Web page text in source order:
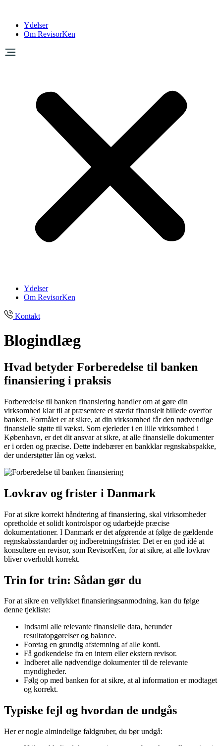
Ydelser
Om RevisorKen
Ydelser
Om RevisorKen
Kontakt
Blogindlæg
Hvad betyder Forberedelse til banken
finansiering i praksis
Forberedelse til banken finansiering handler om at gøre din
virksomhed klar til at præsentere et stærkt finansielt billede overfor
banken. Formålet er at sikre, at din virksomhed får den nødvendige
finansielle støtte til vækst. Som ejerleder i en lille virksomhed i
København, er det dit ansvar at sikre, at alle finansielle dokumenter
er i orden og præcise. Dette indebærer en bankklar regnskabspakke,
der understøtter lån og vækst.
Lovkrav og frister i Danmark
For at sikre korrekt håndtering af finansiering, skal virksomheder
opretholde et solidt kontrolspor og udarbejde præcise
dokumentationer. I Danmark er det afgørende at følge de gældende
regnskabsstandarder og indberetningsfrister. Det er en god idé at
konsultere en revisor, som RevisorKen, for at sikre, at alle lovkrav
bliver overholdt korrekt.
Trin for trin: Sådan gør du
For at sikre en vellykket finansieringsanmodning, kan du følge
denne tjekliste:
Indsaml alle relevante finansielle data, herunder
resultatopgørelser og balance.
Foretag en grundig afstemning af alle konti.
Få godkendelse fra en intern eller ekstern revisor.
Indberet alle nødvendige dokumenter til de relevante
myndigheder.
Følg op med banken for at sikre, at al information er modtaget
og korrekt.
Typiske fejl og hvordan de undgås
Her er nogle almindelige faldgruber, du bør undgå: